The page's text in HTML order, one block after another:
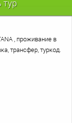
, проживание в
трансфер, туркод.